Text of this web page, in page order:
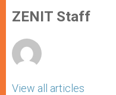
p
p
g
e
o
k
ZENIT Staff
View all articles